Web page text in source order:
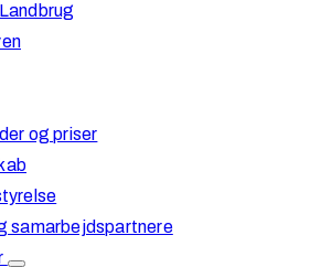
og priser
samarbejdspartnere